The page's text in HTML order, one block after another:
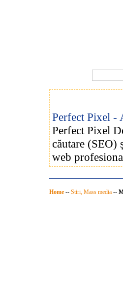
Perfect Pixel -
Perfect Pixel
căutare
web
Home -- Stiri, Mass media --